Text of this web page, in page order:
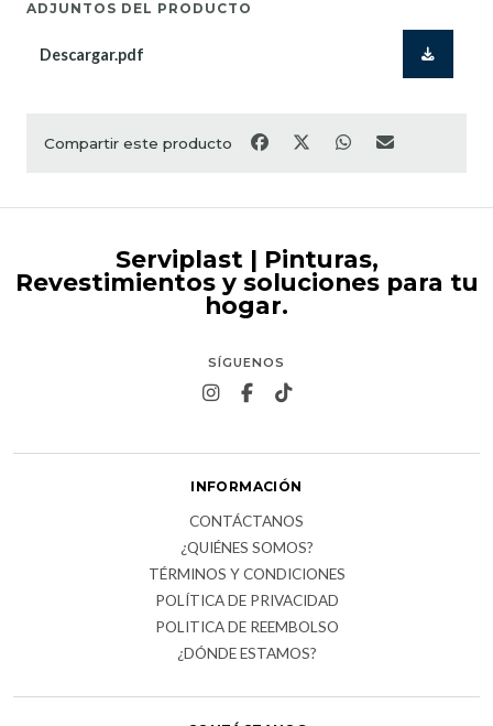
ADJUNTOS DEL PRODUCTO
Descargar.pdf
Compartir este producto
Serviplast | Pinturas,
Revestimientos y soluciones para tu
hogar.
SÍGUENOS
INFORMACIÓN
CONTÁCTANOS
¿QUIÉNES SOMOS?
TÉRMINOS Y CONDICIONES
POLÍTICA DE PRIVACIDAD
POLITICA DE REEMBOLSO
¿DÓNDE ESTAMOS?